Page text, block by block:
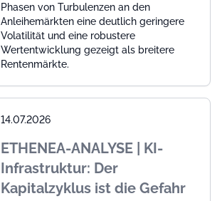
Phasen von Turbulenzen an den
Anleihemärkten eine deutlich geringere
Volatilität und eine robustere
Wertentwicklung gezeigt als breitere
Rentenmärkte.
14.07.2026
ETHENEA-ANALYSE | KI-
Infrastruktur: Der
Kapitalzyklus ist die Gefahr